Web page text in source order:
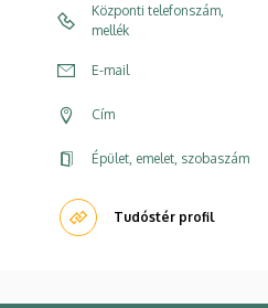
Központi telefonszám,
mellék
E-mail
Cím
Épület, emelet, szobaszám
Tudóstér profil